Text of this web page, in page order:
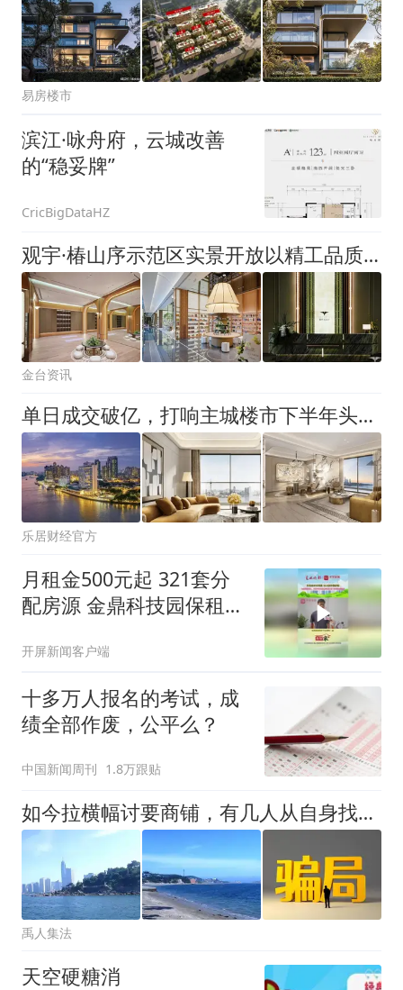
易房楼市
滨江·咏舟府，云城改善
的“稳妥牌”
CricBigDataHZ
观宇·椿山序示范区实景开放以精工品质打造理想人居
金台资讯
单日成交破亿，打响主城楼市下半年头炮！新世界·天馥「天幕」高阶新品首发
乐居财经官方
月租金500元起 321套分
配房源 金鼎科技园保租房
开屏新闻客户端
十多万人报名的考试，成
绩全部作废，公平么？
中国新闻周刊 1.8万跟贴
如今拉横幅讨要商铺，有几人从自身找找原因？
禹人集法
天空硬糖消